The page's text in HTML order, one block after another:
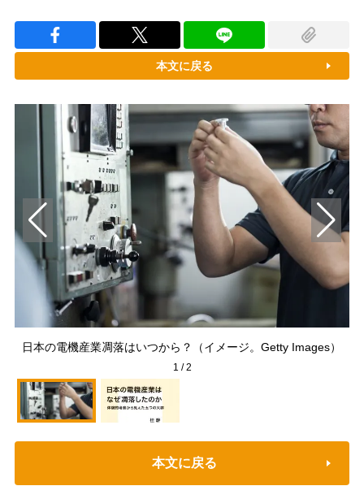
本文に戻る
日本の電機産業凋落はいつから？（イメージ。Getty Images）
1 /2
本文に戻る